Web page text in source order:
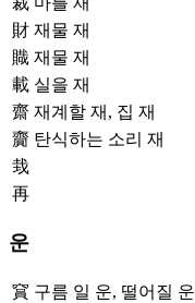
財 재물 재
賳 재물 재
載 실을 재
齋 재계할 재, 집 재
齎 탄식하는 소리 재
㦳
再
운
䆬 구름 일 운, 떨어질 운